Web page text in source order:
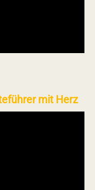
mit Herz